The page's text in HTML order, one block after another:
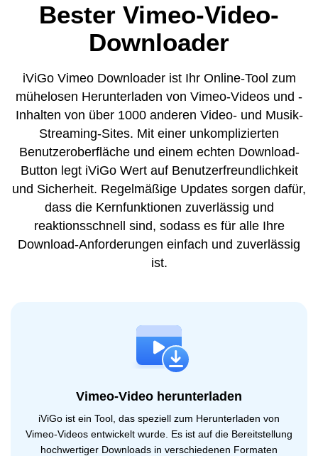
Bester Vimeo-Video-
Downloader
iViGo Vimeo Downloader ist Ihr Online-Tool zum
mühelosen Herunterladen von Vimeo-Videos und -
Inhalten von über 1000 anderen Video- und Musik-
Streaming-Sites. Mit einer unkomplizierten
Benutzeroberfläche und einem echten Download-
Button legt iViGo Wert auf Benutzerfreundlichkeit
und Sicherheit. Regelmäßige Updates sorgen dafür,
dass die Kernfunktionen zuverlässig und
reaktionsschnell sind, sodass es für alle Ihre
Download-Anforderungen einfach und zuverlässig
ist.
Vimeo-Video herunterladen
iViGo ist ein Tool, das speziell zum Herunterladen von
Vimeo-Videos entwickelt wurde. Es ist auf die Bereitstellung
hochwertiger Downloads in verschiedenen Formaten